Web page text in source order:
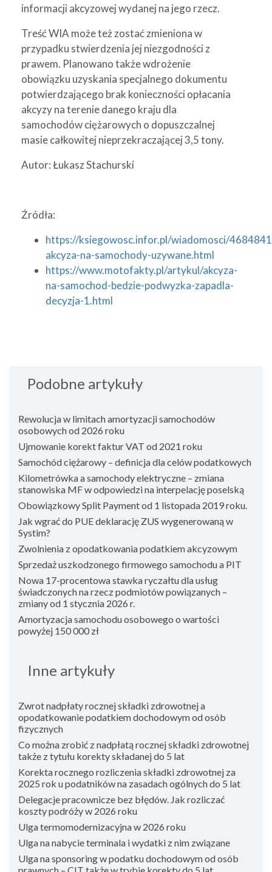
informacji akcyzowej wydanej na jego rzecz.
Treść WIA może też zostać zmieniona w
przypadku stwierdzenia jej niezgodności z
prawem. Planowano także wdrożenie
obowiązku uzyskania specjalnego dokumentu
potwierdzającego brak konieczności opłacania
akcyzy na terenie danego kraju dla
samochodów ciężarowych o dopuszczalnej
masie całkowitej nieprzekraczającej 3,5 tony.
Autor: Łukasz Stachurski
Źródła:
https://ksiegowosc.infor.pl/wiadomosci/
akcyza-na-samochody-uzywane.html
https://www.motofakty.pl/artykul/akcyza-
na-samochod-bedzie-podwyzka-zapadla-
decyzja-1.html
Podobne artykuły
Rewolucja w limitach amortyzacji samochodów
osobowych od 2026 roku
Ujmowanie korekt faktur VAT od 2021 roku
Samochód ciężarowy – definicja dla celów podatkowych
Kilometrówka a samochody elektryczne – zmiana
stanowiska MF w odpowiedzi na interpelację poselską
Obowiązkowy Split Payment od 1 listopada 2019 roku.
Jak wgrać do PUE deklarację ZUS wygenerowaną w
Systim?
Zwolnienia z opodatkowania podatkiem akcyzowym
Sprzedaż uszkodzonego firmowego samochodu a PIT
Nowa 17-procentowa stawka ryczałtu dla usług
świadczonych na rzecz podmiotów powiązanych –
zmiany od 1 stycznia 2026 r.
Amortyzacja samochodu osobowego o wartości
powyżej 150 000 zł
Inne artykuły
Zwrot nadpłaty rocznej składki zdrowotnej a
opodatkowanie podatkiem dochodowym od osób
fizycznych
Co można zrobić z nadpłatą rocznej składki zdrowotnej
także z tytułu korekty składanej do 5 lat
Korekta rocznego rozliczenia składki zdrowotnej za
2025 rok u podatników na zasadach ogólnych do 5 lat
Delegacje pracownicze bez błędów. Jak rozliczać
koszty podróży w 2026 roku
Ulga termomodernizacyjna w 2026 roku
Ulga na nabycie terminala i wydatki z nim związane
Ulga na sponsoring w podatku dochodowym od osób